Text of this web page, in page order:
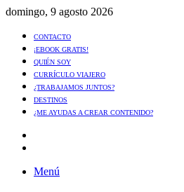
domingo, 9 agosto 2026
CONTACTO
¡EBOOK GRATIS!
QUIÉN SOY
CURRÍCULO VIAJERO
¿TRABAJAMOS JUNTOS?
DESTINOS
¿ME AYUDAS A CREAR CONTENIDO?
Menú